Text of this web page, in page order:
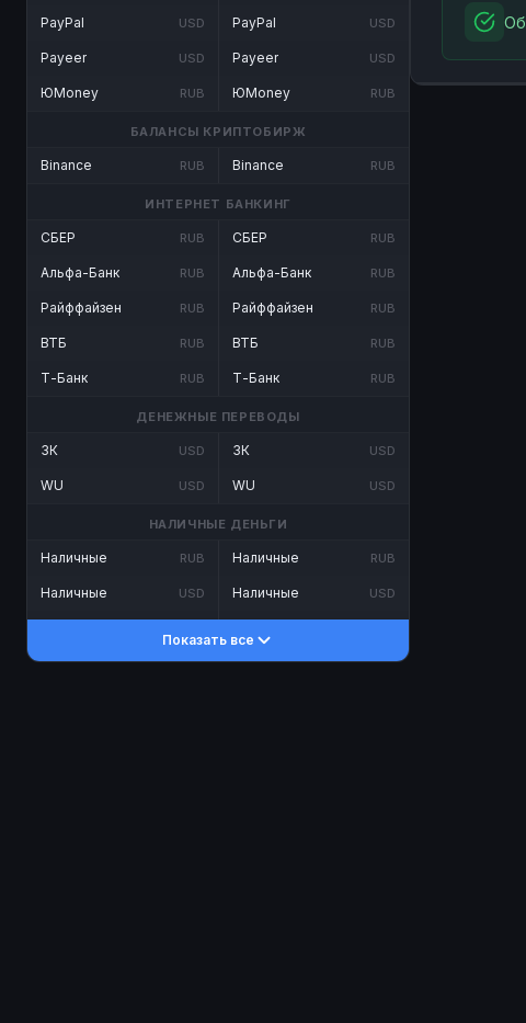
PayPal USD
Payeer USD
ЮMoney RUB
PayPal USD
Payeer USD
ЮMoney RUB
БАЛАНСЫ КРИПТОБИРЖ
Binance RUB Binance RUB
ИНТЕРНЕТ БАНКИНГ
СБЕР RUB
Альфа-Банк RUB
Райффайзен RUB
ВТБ RUB
Т-Банк RUB
СБЕР RUB
Альфа-Банк RUB
Райффайзен RUB
ВТБ RUB
Т-Банк RUB
ДЕНЕЖНЫЕ ПЕРЕВОДЫ
ЗК USD
WU USD
ЗК USD
WU USD
НАЛИЧНЫЕ ДЕНЬГИ
Наличные RUB
Наличные USD
Наличные RUB
Наличные USD
Показать все